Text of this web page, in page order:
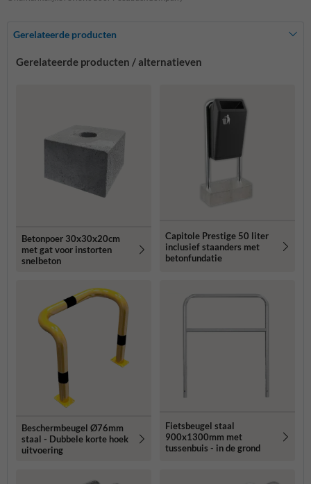
Gerelateerde producten
Gerelateerde producten / alternatieven
Betonpoer 30x30x20cm
met gat voor instorten
snelbeton
Capitole Prestige 50 liter
inclusief staanders met
betonfundatie
Beschermbeugel Ø76mm
staal - Dubbele korte hoek
uitvoering
Fietsbeugel staal
900x1300mm met
tussenbuis - in de grond